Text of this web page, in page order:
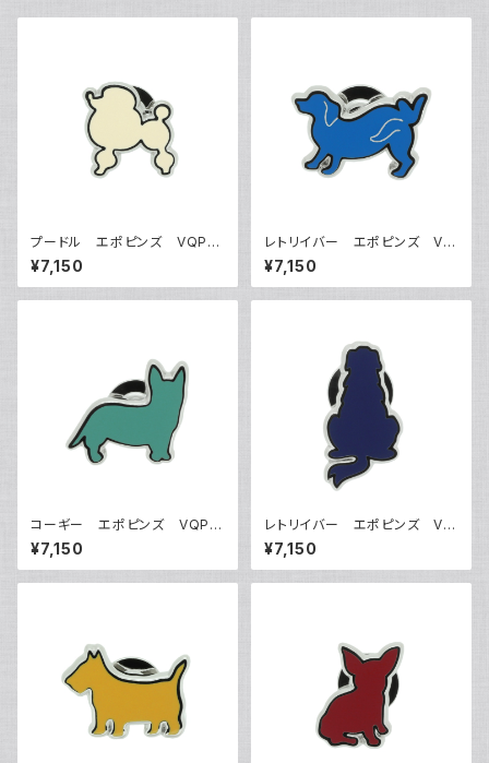
プードル エポピンズ VQP-0
501
¥7,150
レトリイバー エポピンズ VQ
P-0503
¥7,150
コーギー エポピンズ VQP-
0504
¥7,150
レトリイバー エポピンズ VQ
P-0505
¥7,150